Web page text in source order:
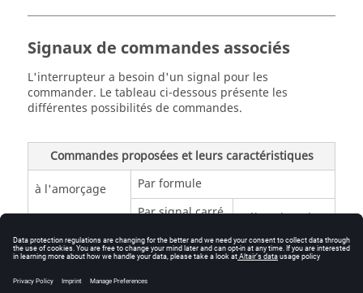
Signaux de commandes associés
L'interrupteur a besoin d'un signal pour les
commander. Le tableau ci-dessous présente les
différentes possibilités de commandes.
Commandes proposées et leurs caractéristiques
à l'amorçage
Par formule
Par signal carré
Début de pulse
Fin de pulse